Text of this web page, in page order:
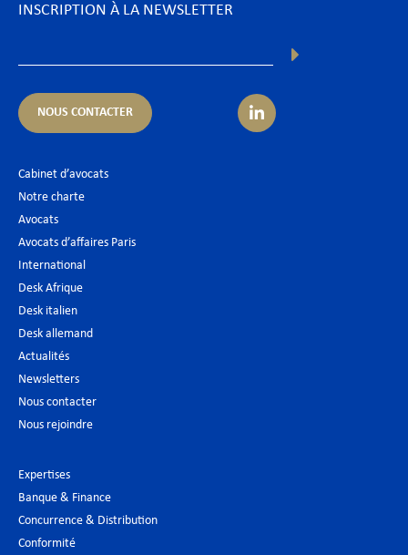
INSCRIPTION À LA NEWSLETTER
NOUS CONTACTER
Cabinet d’avocats
Notre charte
Avocats
Avocats d’affaires Paris
International
Desk Afrique
Desk italien
Desk allemand
Actualités
Newsletters
Nous contacter
Nous rejoindre
Expertises
Banque & Finance
Concurrence & Distribution
Conformité